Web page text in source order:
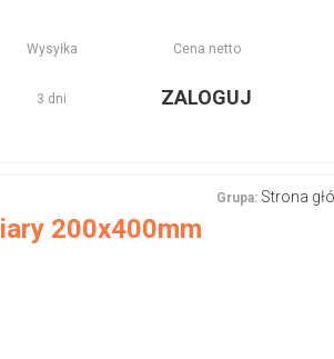
Wysyłka Cena netto
3 dni ZALOGUJ
Grupa: Strona
200x400mm